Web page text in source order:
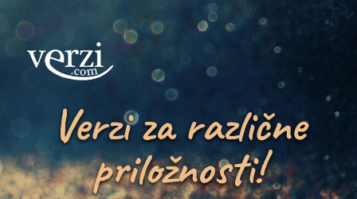
Verzi za različne
priložnosti!